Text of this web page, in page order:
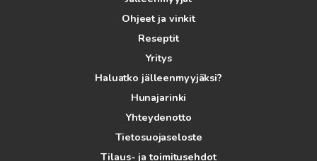
Ohjeet ja vinkit
Reseptit
Yritys
Haluatko jälleenmyyjäksi?
Hunajarinki
Yhteydenotto
Tietosuojaseloste
Tilaus- ja toimitusehdot